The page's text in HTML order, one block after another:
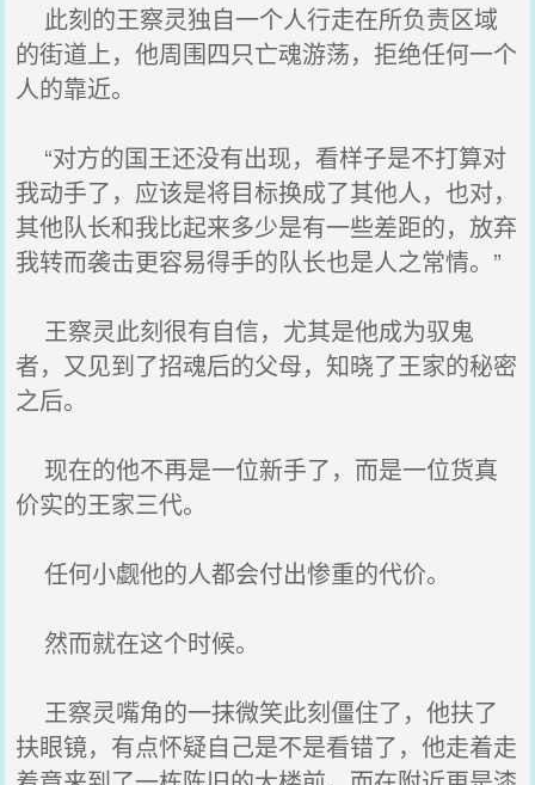
此刻的王察灵独自一个人行走在所负责区域
的街道上，他周围四只亡魂游荡，拒绝任何一个
人的靠近。
“对方的国王还没有出现，看样子是不打算对
我动手了，应该是将目标换成了其他人，也对，
其他队长和我比起来多少是有一些差距的，放弃
我转而袭击更容易得手的队长也是人之常情。”
王察灵此刻很有自信，尤其是他成为驭鬼
者，又见到了招魂后的父母，知晓了王家的秘密
之后。
现在的他不再是一位新手了，而是一位货真
价实的王家三代。
任何小觑他的人都会付出惨重的代价。
然而就在这个时候。
王察灵嘴角的一抹微笑此刻僵住了，他扶了
扶眼镜，有点怀疑自己是不是看错了，他走着走